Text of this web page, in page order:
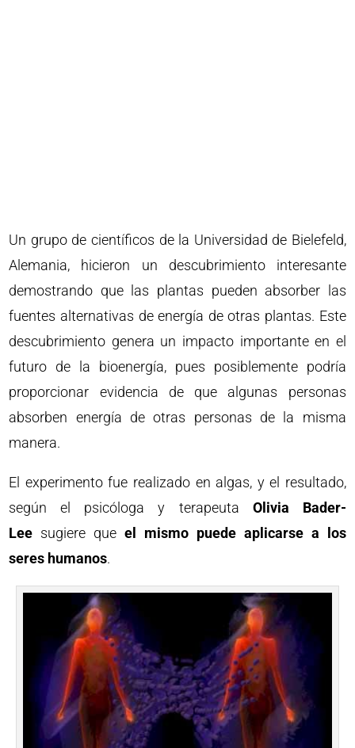
Un grupo de científicos de la Universidad de Bielefeld,
Alemania, hicieron un descubrimiento interesante
demostrando que las plantas pueden absorber las
fuentes alternativas de energía de otras plantas. Este
descubrimiento genera un impacto importante en el
futuro de la bioenergía, pues posiblemente podría
proporcionar evidencia de que algunas personas
absorben energía de otras personas de la misma
manera.
El experimento fue realizado en algas, y el resultado,
según el psicóloga y terapeuta Olivia Bader-
Lee sugiere queel mismo puede aplicarse a los
seres humanos.